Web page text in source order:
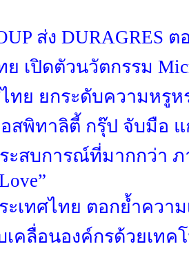
ส่ง DURAGRES
ย เปิดตัวนวัตกรรม
ไทย ยกระดับความหรู
สพิทาลิตี้ กรุ๊ป จับมือ แ
ะสบการณ์ที่มากกว่า ภ
ะเทศไทย ตอกย้ำควา
เคลื่อนองค์กรด้วยเท